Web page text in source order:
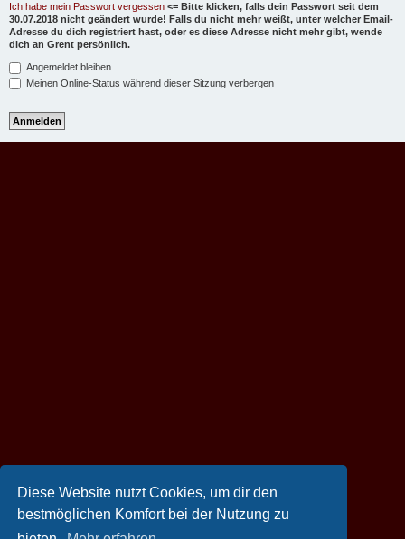
Diese Website nutzt Cookies, um dir den
bestmöglichen Komfort bei der Nutzung zu
Ich habe mein Passwort vergessen <= Bitte klicken, falls dein Passwort seit dem
30.07.2018 nicht geändert wurde! Falls du nicht mehr weißt, unter welcher Email-
Adresse du dich registriert hast, oder es diese Adresse nicht mehr gibt, wende
dich an Grent persönlich.
Angemeldet bleiben
Meinen Online-Status während dieser Sitzung verbergen